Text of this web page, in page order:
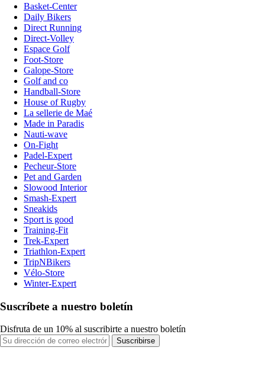
Basket-Center
Daily Bikers
Direct Running
Direct-Volley
Espace Golf
Foot-Store
Galope-Store
Golf and co
Handball-Store
House of Rugby
La sellerie de Maé
Made in Paradis
Nauti-wave
On-Fight
Padel-Expert
Pecheur-Store
Pet and Garden
Slowood Interior
Smash-Expert
Sneakids
Sport is good
Training-Fit
Trek-Expert
Triathlon-Expert
TripNBikers
Vélo-Store
Winter-Expert
Suscríbete a nuestro boletín
Disfruta de un 10% al suscribirte a nuestro boletín
Suscribirse